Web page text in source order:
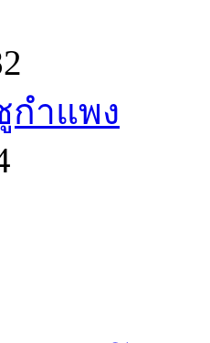
ำแพง